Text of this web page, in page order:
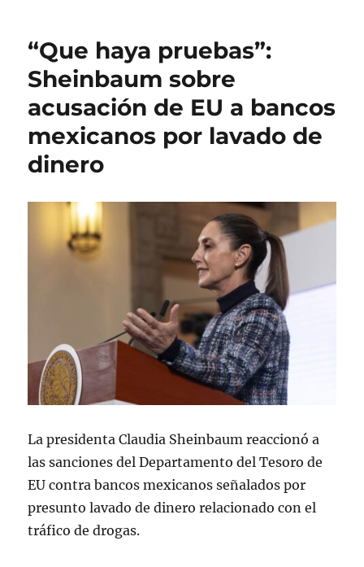
a
d
o
e
l
s
a
s
“Que haya pruebas”:
Sheinbaum sobre
acusación de EU a bancos
mexicanos por lavado de
dinero
La presidenta Claudia Sheinbaum reaccionó a
las sanciones del Departamento del Tesoro de
EU contra bancos mexicanos señalados por
presunto lavado de dinero relacionado con el
tráfico de drogas.